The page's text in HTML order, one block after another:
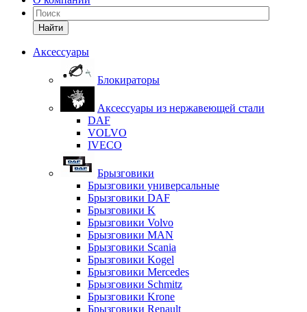
Найти
Аксессуары
Блокираторы
Аксессуары из нержавеющей стали
DAF
VOLVO
IVECO
Брызговики
Брызговики универсальные
Брызговики DAF
Брызговики K
Брызговики Volvo
Брызговики MAN
Брызговики Scania
Брызговики Kogel
Брызговики Mercedes
Брызговики Schmitz
Брызговики Krone
Брызговики Renault